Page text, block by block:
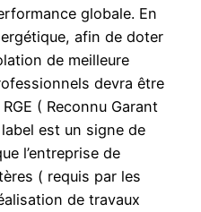
globale. En
afin de doter
de meilleure
devra être
( Reconnu Garant
est un signe de
l’entreprise de
( requis par les
de travaux